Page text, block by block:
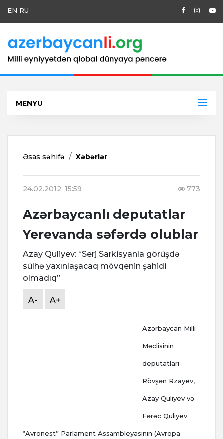
EN RU
MENYU
Əsas səhifə Xəbərlər
24.02.2012, 15:59 773
Azərbaycanlı deputatlar
Yerevanda səfərdə olublar
Azay Quliyev: “Serj Sarkisyanla görüşdə
sülhə yaxınlaşacaq mövqenin şahidi
olmadıq”
A- A+
Azərbaycan Milli
Məclisinin
deputatları
Rövşən Rzayev,
Azay Quliyev və
Fərəc Quliyev
“Avronest” Parlament Assambleyasının (Avropa